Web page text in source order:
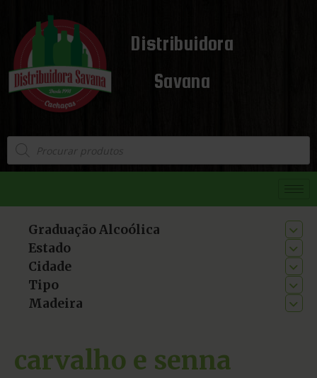
Distribuidora
Savana
Graduação Alcoólica
Estado
Cidade
Tipo
Madeira
carvalho e senna